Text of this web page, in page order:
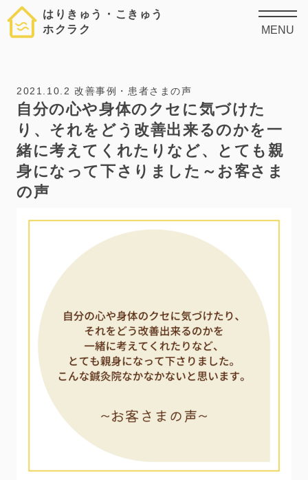
はりきゅう・こきゅう
ホクラク
MENU
2021.10.2 改善事例・患者さまの声
自分の心や身体のクセに気づけた
り、それをどう改善出来るのかを一
緒に考えてくれたりなど、とても親
身になって下さりました～お客さま
の声